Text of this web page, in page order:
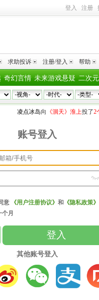
登入 注册
求助投诉 注册/登入 帮助
二次
未来游戏悬疑
奇幻言情
凌点冰岛向《洄天》淮上投了2
账号登入
意 《用户注册协议》 和
《隐私政策》
月
登入
其他账号登入